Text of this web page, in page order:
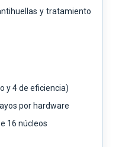
y tratamiento
y 4 de eficiencia)
por hardware
16 núcleos